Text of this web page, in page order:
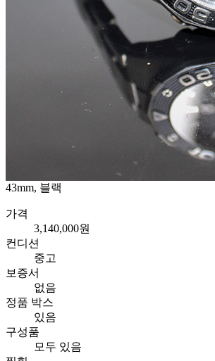
43mm, 블랙
가격
3,140,000원
컨디션
중고
보증서
없음
정품 박스
있음
구성품
모두 있음